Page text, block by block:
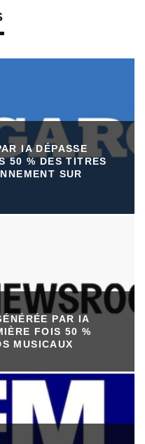
IA DÉPASSE
50 % DES TITRES
SUR
PAR IA
FOIS 50 %
MUSICAUX